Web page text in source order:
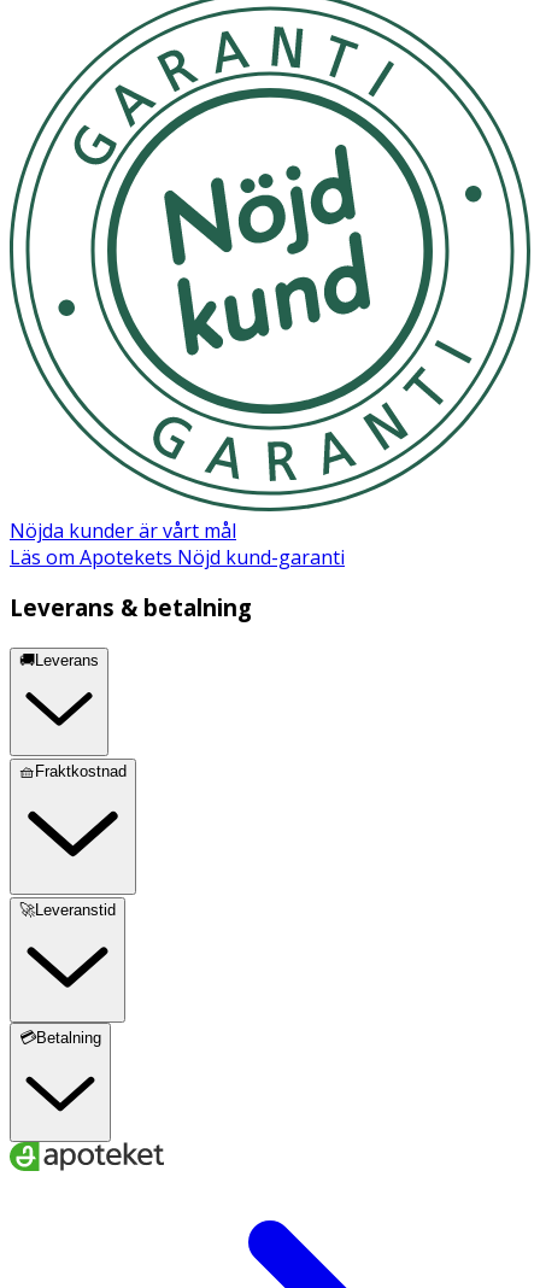
Alcohol, Cocos Nucifera Oil, PEG-75 Stearate, Tocopheryl
Acetate, Sodium Hyaluronate, Aloe Barbadensis Leaf
Extract, Ceteth-20, Steareth-20, Propylene Glycol,
Phenoxyethanol, Ethylhexylglycerin, Parfum, Limonene,
Benzyl Salicylate, Linalool, Hydroxycitonellal, Alpha-
lsomethyl lonone, Citronellol, Lyral, Hexyl Cinnamal.
Nöjda kunder är vårt mål
Läs om Apotekets Nöjd kund-garanti
Leverans & betalning
🚚Leverans
🧺Fraktkostnad
🚀Leveranstid
💳Betalning